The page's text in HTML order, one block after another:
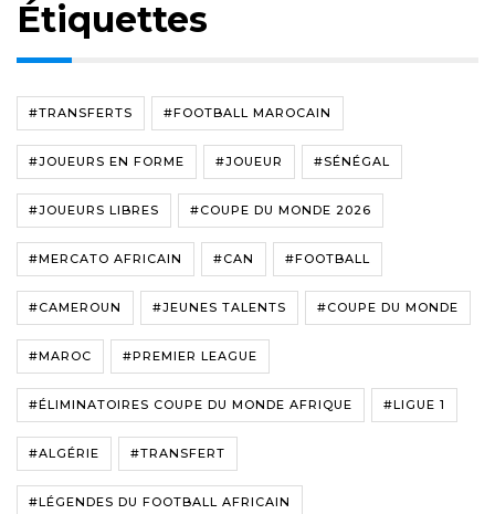
Étiquettes
#TRANSFERTS #FOOTBALL MAROCAIN
#JOUEURS EN FORME #JOUEUR #SÉNÉGAL
#JOUEURS LIBRES #COUPE DU MONDE 2026
#MERCATO AFRICAIN #CAN #FOOTBALL
#CAMEROUN #JEUNES TALENTS #COUPE DU MONDE
#MAROC #PREMIER LEAGUE
#ÉLIMINATOIRES COUPE DU MONDE AFRIQUE #LIGUE 1
#ALGÉRIE #TRANSFERT
#LÉGENDES DU FOOTBALL AFRICAIN